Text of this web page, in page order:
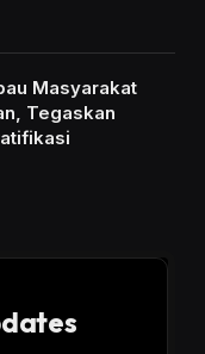
Masyarakat
Tegaskan